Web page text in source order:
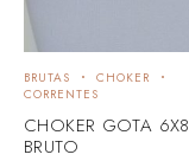
BRUTAS
CHOKER
CORRENTES
CHOKER GOTA 6X8
BRUTO